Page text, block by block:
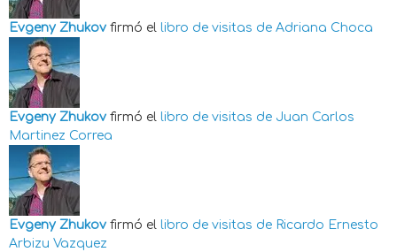
Evgeny Zhukov firmó el libro de visitas de Adriana Choca
Evgeny Zhukov firmó el libro de visitas de Juan Carlos
Martinez Correa
Evgeny Zhukov firmó el libro de visitas de Ricardo Ernesto
Arbizu Vazquez